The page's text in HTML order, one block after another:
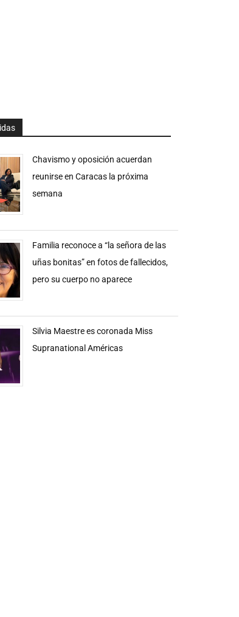
Chavismo y oposición acuerdan
reunirse en Caracas la próxima
semana
Familia reconoce a “la señora de las
uñas bonitas” en fotos de fallecidos,
pero su cuerpo no aparece
Silvia Maestre es coronada Miss
Supranational Américas